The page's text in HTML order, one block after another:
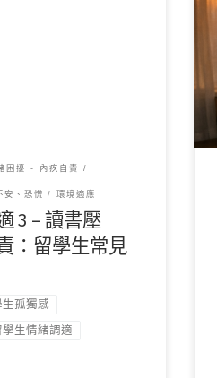
困擾 - 內疚自責
安、恐慌
環境適應
3 – 讀書壓
：留學生常見
生孤獨感
學生情緒調適